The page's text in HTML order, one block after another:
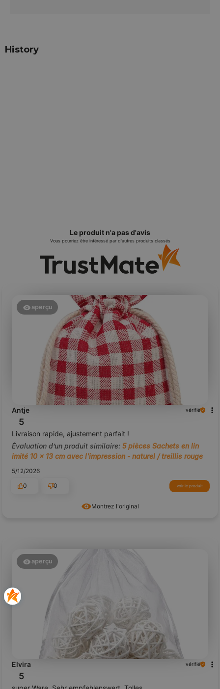
History
Le produit n'a pas d'avis
Vous pourriez être intéressé par d'autres produits classés
Montrez l'original
aperçu
Antje vérifié
5
Livraison rapide, ajustement parfait !
Évaluation d’un produit similaire: 5 pièces Sachets en lin
imité 10 x 13 cm avec l'impression - naturel / treillis rouge
5/12/2026
0
0 voir le produit
aperçu
Elvira vérifié
5